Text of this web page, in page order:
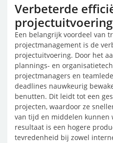
Verbeterde
projectuitvoering
Een belangrijk voordeel van
projectmanagement is de
projectuitvoering. Door het
plannings- en
projectmanagers en
deadlines nauwkeurig
benutten. Dit leidt tot een
projecten, waardoor ze
van tijd en middelen kunnen
resultaat is een hogere
tevredenheid bij zowel